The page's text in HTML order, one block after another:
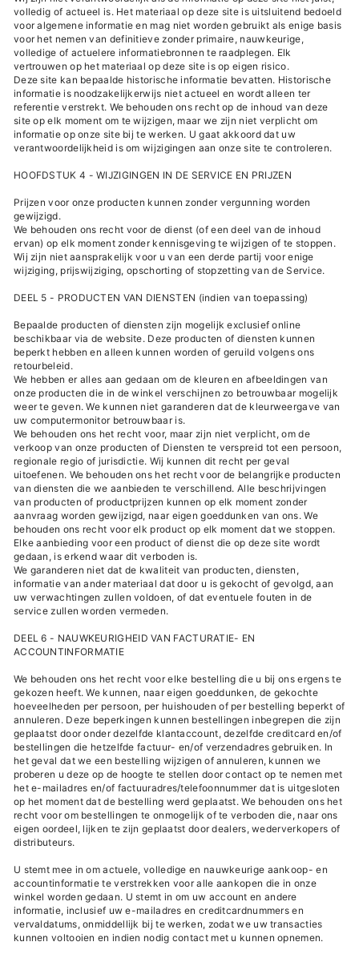
volledig of actueel is. Het materiaal op deze site is uitsluitend bedoeld
voor algemene informatie en mag niet worden gebruikt als enige basis
voor het nemen van definitieve zonder primaire, nauwkeurige,
volledige of actuelere informatiebronnen te raadplegen. Elk
vertrouwen op het materiaal op deze site is op eigen risico.
Deze site kan bepaalde historische informatie bevatten. Historische
informatie is noodzakelijkerwijs niet actueel en wordt alleen ter
referentie verstrekt. We behouden ons recht op de inhoud van deze
site op elk moment om te wijzigen, maar we zijn niet verplicht om
informatie op onze site bij te werken. U gaat akkoord dat uw
verantwoordelijkheid is om wijzigingen aan onze site te controleren.
HOOFDSTUK 4 - WIJZIGINGEN IN DE SERVICE EN PRIJZEN
Prijzen voor onze producten kunnen zonder vergunning worden
gewijzigd.
We behouden ons recht voor de dienst (of een deel van de inhoud
ervan) op elk moment zonder kennisgeving te wijzigen of te stoppen.
Wij zijn niet aansprakelijk voor u van een derde partij voor enige
wijziging, prijswijziging, opschorting of stopzetting van de Service.
DEEL 5 - PRODUCTEN VAN DIENSTEN (indien van toepassing)
Bepaalde producten of diensten zijn mogelijk exclusief online
beschikbaar via de website. Deze producten of diensten kunnen
beperkt hebben en alleen kunnen worden of geruild volgens ons
retourbeleid.
We hebben er alles aan gedaan om de kleuren en afbeeldingen van
onze producten die in de winkel verschijnen zo betrouwbaar mogelijk
weer te geven. We kunnen niet garanderen dat de kleurweergave van
uw computermonitor betrouwbaar is.
We behouden ons het recht voor, maar zijn niet verplicht, om de
verkoop van onze producten of Diensten te verspreid tot een persoon,
regionale regio of jurisdictie. Wij kunnen dit recht per geval
uitoefenen. We behouden ons het recht voor de belangrijke producten
van diensten die we aanbieden te verschillend. Alle beschrijvingen
van producten of productprijzen kunnen op elk moment zonder
aanvraag worden gewijzigd, naar eigen goeddunken van ons. We
behouden ons recht voor elk product op elk moment dat we stoppen.
Elke aanbieding voor een product of dienst die op deze site wordt
gedaan, is erkend waar dit verboden is.
We garanderen niet dat de kwaliteit van producten, diensten,
informatie van ander materiaal dat door u is gekocht of gevolgd, aan
uw verwachtingen zullen voldoen, of dat eventuele fouten in de
service zullen worden vermeden.
DEEL 6 - NAUWKEURIGHEID VAN FACTURATIE- EN
ACCOUNTINFORMATIE
We behouden ons het recht voor elke bestelling die u bij ons ergens te
gekozen heeft. We kunnen, naar eigen goeddunken, de gekochte
hoeveelheden per persoon, per huishouden of per bestelling beperkt of
annuleren. Deze beperkingen kunnen bestellingen inbegrepen die zijn
geplaatst door onder dezelfde klantaccount, dezelfde creditcard en/of
bestellingen die hetzelfde factuur- en/of verzendadres gebruiken. In
het geval dat we een bestelling wijzigen of annuleren, kunnen we
proberen u deze op de hoogte te stellen door contact op te nemen met
het e-mailadres en/of factuuradres/telefoonnummer dat is uitgesloten
op het moment dat de bestelling werd geplaatst. We behouden ons het
recht voor om bestellingen te onmogelijk of te verboden die, naar ons
eigen oordeel, lijken te zijn geplaatst door dealers, wederverkopers of
distributeurs.
U stemt mee in om actuele, volledige en nauwkeurige aankoop- en
accountinformatie te verstrekken voor alle aankopen die in onze
winkel worden gedaan. U stemt in om uw account en andere
informatie, inclusief uw e-mailadres en creditcardnummers en
vervaldatums, onmiddellijk bij te werken, zodat we uw transacties
kunnen voltooien en indien nodig contact met u kunnen opnemen.